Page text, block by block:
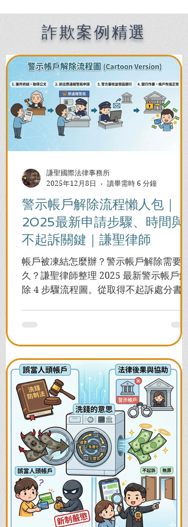
Speaking Lawyer in
Kaohsiung Helps You
Overcome Language
Barriers and Legal
Crises
詐欺案例精選
警示帳戶解除流程懶人包｜
2025最新申請步驟、時間與
不起訴關鍵｜謙聖律師
帳戶被凍結怎麼辦？警示帳戶解除需要多
久？謙聖律師整理 2025 最新警示帳戶解
除 4 步驟流程圖。從取得不起訴處分書到
謙聖國際法律事務所
2025年12月8日
讀畢需時 6 分鐘